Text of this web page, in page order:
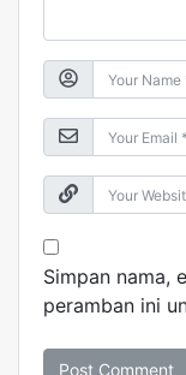
Simpan nama,
peramban ini